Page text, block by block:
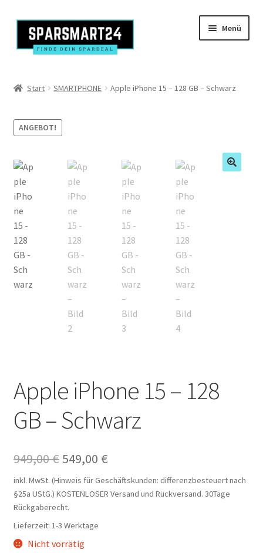
Zur
Navigation
springen
Zum
Inhalt
springen
Menü
Mein Konto
Start SMARTPHONE Apple iPhone 15 – 128 GB – Schwarz
ANGEBOT!
Apple iPhone 15 – 128
GB – Schwarz
949,00€ Ursprünglicher
Preis
war:
949,00 €
549,00 €Aktueller
Preis
ist:
inkl. MwSt. (Hinweis für Geschäftskunden: differenzbesteuert nach
§25a UStG.) KOSTENLOSER Versand und Rückversand. 30Tage
Rückgaberecht.
Lieferzeit: 1-3 Werktage
Nicht vorrätig